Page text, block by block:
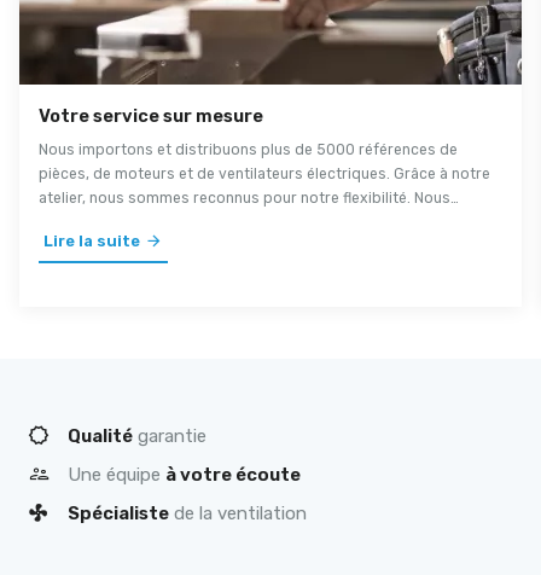
Votre service sur mesure
Nous importons et distribuons plus de 5000 références de
pièces, de moteurs et de ventilateurs électriques. Grâce à notre
atelier, nous sommes reconnus pour notre flexibilité. Nous
l'ensemble de notre clientèle.
Lire la suite
Qualité garantie
Une équipe à votre écoute
Spécialiste de la ventilation